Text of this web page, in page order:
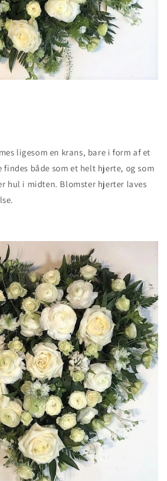
ligesom en krans, bare i form af et
både som et helt hjerte, og som
hul i midten. Blomster hjerter laves